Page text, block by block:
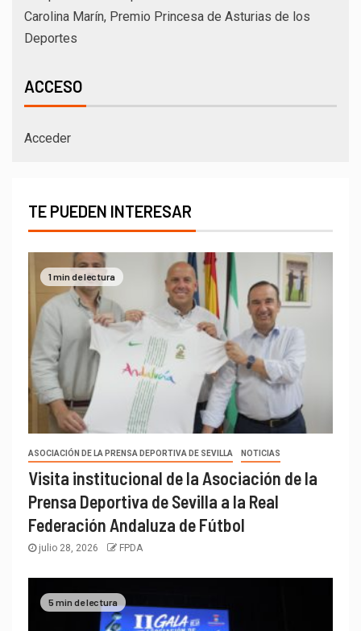
Carolina Marín, Premio Princesa de Asturias de los
Deportes
ACCESO
Acceder
TE PUEDEN INTERESAR
1 min de lectura
ASOCIACIÓN DE LA PRENSA DEPORTIVA DE SEVILLA NOTICIAS
Visita institucional de la Asociación de la
Prensa Deportiva de Sevilla a la Real
Federación Andaluza de Fútbol
julio 28, 2026 FPDA
5 min de lectura